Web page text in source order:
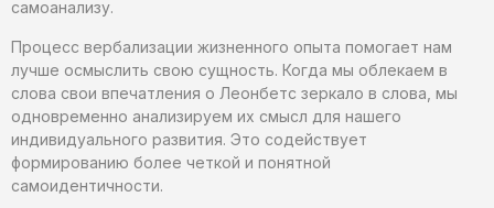
самоанализу.
Процесс вербализации жизненного опыта помогает нам
лучше осмыслить свою сущность. Когда мы облекаем в
слова свои впечатления о Леонбетс зеркало в слова, мы
одновременно анализируем их смысл для нашего
индивидуального развития. Это содействует
формированию более четкой и понятной
самоидентичности.